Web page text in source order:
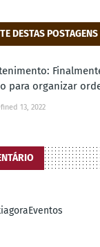
DESTAS POSTAGENS
para organizar
13, 2022